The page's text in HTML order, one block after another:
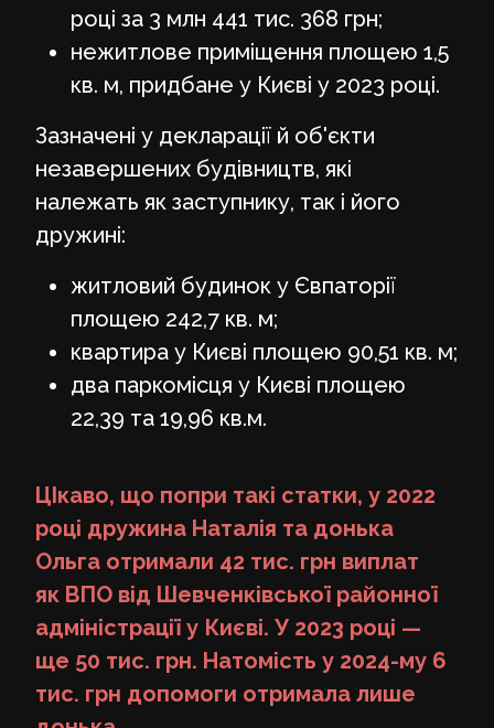
році за 3 млн 441 тис. 368 грн;
нежитлове приміщення площею 1,5
кв. м, придбане у Києві у 2023 році.
Зазначені у декларації й об'єкти
незавершених будівництв, які
належать як заступнику, так і його
дружині:
житловий будинок у Євпаторії
площею 242,7 кв. м;
квартира у Києві площею 90,51 кв. м;
два паркомісця у Києві площею
22,39 та 19,96 кв.м.
ЦІкаво, що попри такі статки, у 2022
році дружина Наталія та донька
Ольга отримали 42 тис. грн виплат
як ВПО від Шевченківської районної
адміністрації у Києві. У 2023 році —
ще 50 тис. грн. Натомість у 2024-му 6
тис. грн допомоги отримала лише